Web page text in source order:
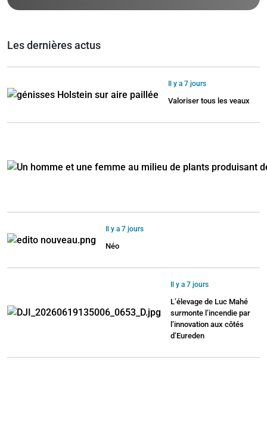
Les dernières actus
Il y a 7 jours
Valoriser tous les veaux
Il y a 7 jours
Néo
Il y a 7 jours
L’élevage de Luc Mahé
surmonte l’incendie par
l’innovation aux côtés
d’Eureden